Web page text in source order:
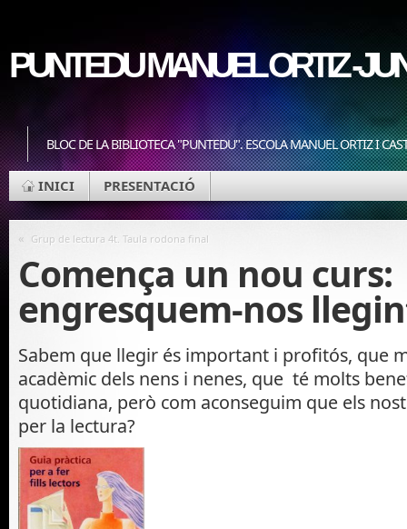
PUNTEDU MANUEL ORTIZ -
BLOC DE LA BIBLIOTECA "PUNTEDU". ESCOLA MANUEL ORTIZ I
INICI PRESENTACIÓ
« Grup de lectura 4t. Taula rodona final
Comença un nou curs:
engresquem-nos
Sabem que llegir és important i profitós, que
acadèmic dels nens i nenes, que té molts
quotidiana, però com aconseguim que els
per la lectura?